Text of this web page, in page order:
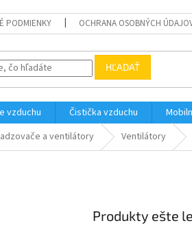
PODMIENKY OCHRANA OSOBNÝCH
HĽADAŤ
vzduchu Čistička vzduchu
a ventilátory Ventilátory
Produkty ešte